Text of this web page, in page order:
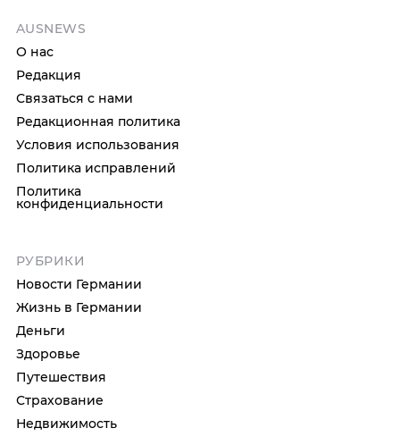
AUSNEWS
О нас
Редакция
Связаться с нами
Редакционная политика
Условия использования
Политика исправлений
Политика
конфиденциальности
РУБРИКИ
Новости Германии
Жизнь в Германии
Деньги
Здоровье
Путешествия
Страхование
Недвижимость